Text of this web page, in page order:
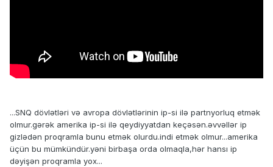
...SNQ dövlətləri və avropa dövlətlərinin ip-si ilə partnyorluq etmək
olmur.gərək amerika ip-si ilə qeydiyyatdan keçəsən.əvvəllər ip
gizlədən proqramla bunu etmək olurdu.indi etmək olmur...amerika
üçün bu mümkündür.yəni birbaşa orda olmaqla,hər hansı ip
dəyişən proqramla yox...